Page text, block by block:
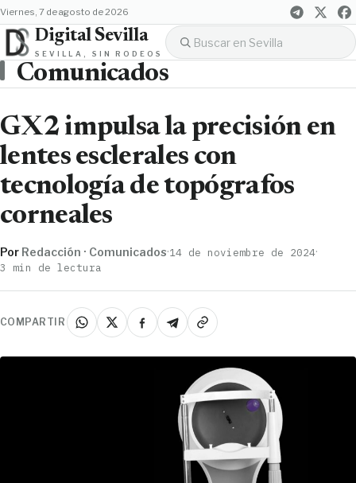
viernes, 7 de agosto de 2026
Digital Sevilla
SEVILLA, SIN RODEOS
Comunicados
GX2 impulsa la precisión en
lentes esclerales con
tecnología de topógrafos
corneales
Por Redacción · Comunicados·14 de noviembre de 2024·
3 min de lectura
COMPARTIR